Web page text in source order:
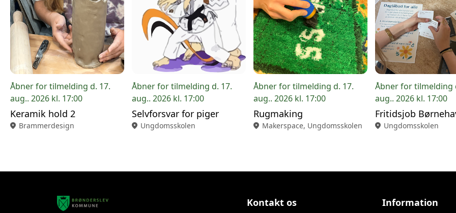
Åbner for tilmelding d. 17.
aug.. 2026 kl. 17:00
Keramik hold 2
location_on Brammerdesign
Åbner for tilmelding d. 17.
aug.. 2026 kl. 17:00
Selvforsvar for piger
location_on Ungdomsskolen
Åbner for tilmelding d. 17.
aug.. 2026 kl. 17:00
Rugmaking
location_on Makerspace, Ungdomsskolen
Åbner for tilmelding
aug.. 2026 kl. 17:00
location_on Ungdomsskolen
Kontakt os Information